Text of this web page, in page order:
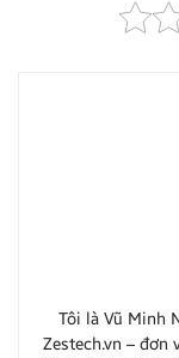
Tôi là Vũ Minh
Zestech.vn – đơn